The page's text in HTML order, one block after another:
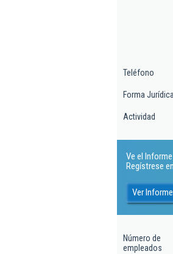
Teléfono
Forma Jurídica
Actividad
Ve el
Regístrese
Ver
Número de
empleados